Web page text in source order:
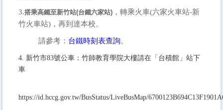
3.搭乘高鐵至新竹站(台鐵六家站) ，轉乘火車(六家火車站-新
竹火車站)，再到達本校。
請參考： 台鐵時刻表查詢。
4. 新竹市83號公車：竹師教育學院大樓請在「台積館」站下
車
https://id.hccg.gov.tw/BusStatus/LiveBusMap/